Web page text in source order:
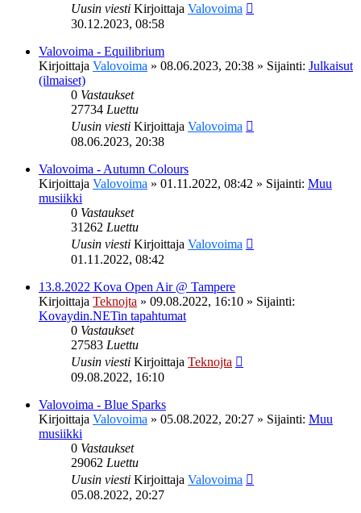
Uusin viesti Kirjoittaja Valovoima
30.12.2023, 08:58
Valovoima - Equilibrium
Kirjoittaja Valovoima » 08.06.2023, 20:38 » Sijainti: Julkaisut
(ilmaiset)
0 Vastaukset
27734 Luettu
Uusin viesti Kirjoittaja Valovoima
08.06.2023, 20:38
Valovoima - Autumn Colours
Kirjoittaja Valovoima » 01.11.2022, 08:42 » Sijainti: Muu
musiikki
0 Vastaukset
31262 Luettu
Uusin viesti Kirjoittaja Valovoima
01.11.2022, 08:42
13.8.2022 Kova Open Air @ Tampere
Kirjoittaja Teknojta » 09.08.2022, 16:10 » Sijainti:
Kovaydin.NETin tapahtumat
0 Vastaukset
27583 Luettu
Uusin viesti Kirjoittaja Teknojta
09.08.2022, 16:10
Valovoima - Blue Sparks
Kirjoittaja Valovoima » 05.08.2022, 20:27 » Sijainti: Muu
musiikki
0 Vastaukset
29062 Luettu
Uusin viesti Kirjoittaja Valovoima
05.08.2022, 20:27